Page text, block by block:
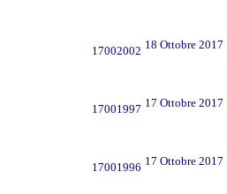
17002002 18 Ottobre 2017
17001997 17 Ottobre 2017
17001996 17 Ottobre 2017